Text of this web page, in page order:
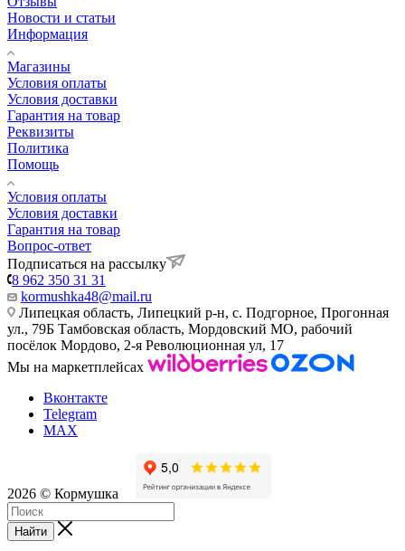
Новости и статьи
Информация
Магазины
Условия оплаты
Условия доставки
Гарантия на товар
Реквизиты
Политика
Помощь
Условия оплаты
Условия доставки
Гарантия на товар
Вопрос-ответ
Подписаться на рассылку
8 962 350 31 31
kormushka48@mail.ru
Липецкая область, Липецкий р-н, с. Подгорное, Прогонная
ул., 79Б Тамбовская область, Мордовский МО, рабочий
посёлок Мордово, 2-я Революционная ул, 17
Мы на маркетплейсах
Вконтакте
Telegram
MAX
2026 © Кормушка
Найти